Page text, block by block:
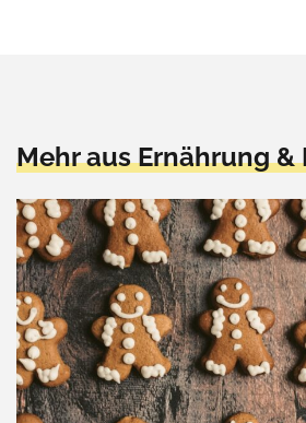
Mehr aus Ernährung